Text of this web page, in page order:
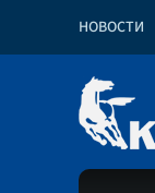
НОВОСТИ